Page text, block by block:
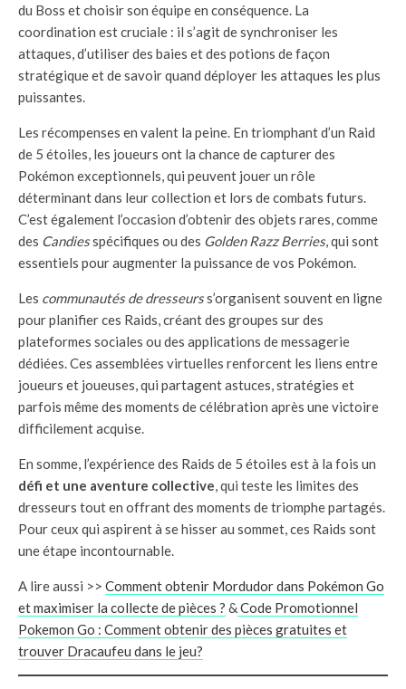
du Boss et choisir son équipe en conséquence. La
coordination est cruciale : il s’agit de synchroniser les
attaques, d’utiliser des baies et des potions de façon
stratégique et de savoir quand déployer les attaques les plus
puissantes.
Les récompenses en valent la peine. En triomphant d’un Raid
de 5 étoiles, les joueurs ont la chance de capturer des
Pokémon exceptionnels, qui peuvent jouer un rôle
déterminant dans leur collection et lors de combats futurs.
C’est également l’occasion d’obtenir des objets rares, comme
des Candiesspécifiques ou des Golden Razz Berries, qui sont
essentiels pour augmenter la puissance de vos Pokémon.
Les communautés de dresseurss’organisent souvent en ligne
pour planifier ces Raids, créant des groupes sur des
plateformes sociales ou des applications de messagerie
dédiées. Ces assemblées virtuelles renforcent les liens entre
joueurs et joueuses, qui partagent astuces, stratégies et
parfois même des moments de célébration après une victoire
difficilement acquise.
En somme, l’expérience des Raids de 5 étoiles est à la fois un
défi et une aventure collective, qui teste les limites des
dresseurs tout en offrant des moments de triomphe partagés.
Pour ceux qui aspirent à se hisser au sommet, ces Raids sont
une étape incontournable.
A lire aussi >> Comment obtenir Mordudor dans Pokémon Go
et maximiser la collecte de pièces ? &Code Promotionnel
Pokemon Go : Comment obtenir des pièces gratuites et
trouver Dracaufeu dans le jeu?